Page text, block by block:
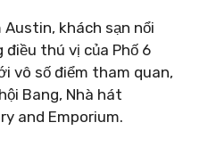
khách sạn nổi
thú vị của Phố 6
vô số điểm tham quan,
Bang, Nhà hát
and Emporium.